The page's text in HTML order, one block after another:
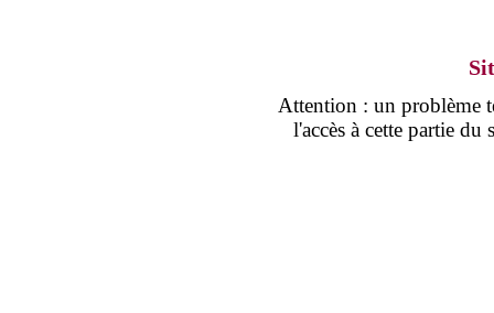
Attention : un problème
l'accès à cette partie